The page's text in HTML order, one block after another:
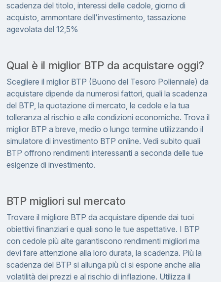
scadenza del titolo, interessi delle cedole, giorno di
acquisto, ammontare dell'investimento, tassazione
agevolata del 12,5%
Qual è il miglior BTP da acquistare oggi?
Scegliere il miglior BTP (Buono del Tesoro Poliennale) da
acquistare dipende da numerosi fattori, quali la scadenza
del BTP, la quotazione di mercato, le cedole e la tua
tolleranza al rischio e alle condizioni economiche. Trova il
miglior BTP a breve, medio o lungo termine utilizzando il
simulatore di investimento BTP online. Vedi subito quali
BTP offrono rendimenti interessanti a seconda delle tue
esigenze di investimento.
BTP migliori sul mercato
Trovare il migliore BTP da acquistare dipende dai tuoi
obiettivi finanziari e quali sono le tue aspettative. I BTP
con cedole più alte garantiscono rendimenti migliori ma
devi fare attenzione alla loro durata, la scadenza. Più la
scadenza del BTP si allunga più ci si espone anche alla
volatilità dei prezzi e al rischio di inflazione. Utilizza il